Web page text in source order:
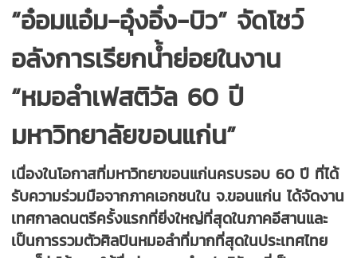
“อ๋อมแอ๋ม-อุ๋งอิ๋ง-บิว” จัดโชว์
อลังการเรียกน้ำย่อยในงาน
“หมอลำเฟสติวัล 60 ปี
มหาวิทยาลัยขอนแก่น”
เนื่องในโอกาสที่มหาวิทยาขอนแก่นครบรอบ 60 ปี ที่ได้
รับความร่วมมือจากภาคเอกชนใน จ.ขอนแก่น ได้จัดงาน
เทศกาลดนตรีครั้งแรกที่ยิ่งใหญ่ที่สุดในภาคอีสานและ
เป็นการรวมตัวศิลปินหมอลำที่มากที่สุดในประเทศไทย